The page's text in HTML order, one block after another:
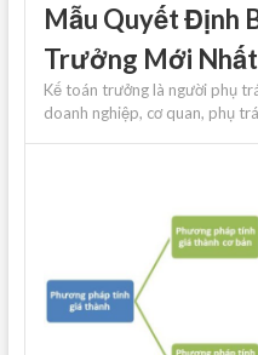
Mẫu Quyết Định
Trưởng Mới Nhất
Kế toán trưởng là người phụ
doanh nghiệp, cơ quan, phụ